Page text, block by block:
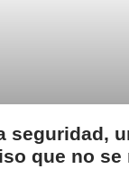
seguridad,
que no se